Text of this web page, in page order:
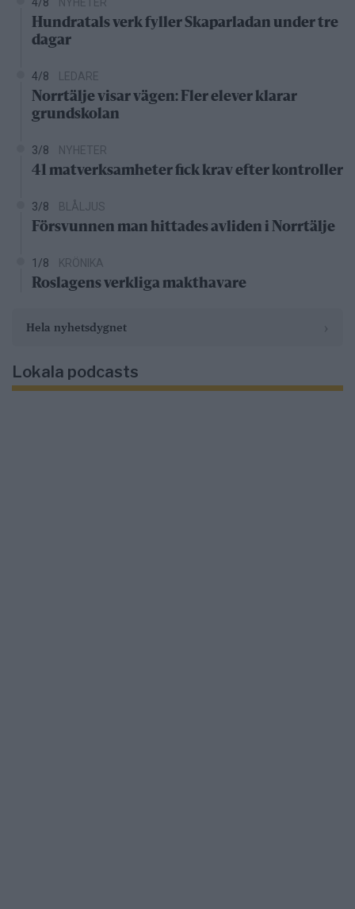
4/8 NYHETER
Hundratals verk fyller Skaparladan under tre
dagar
4/8 LEDARE
Norrtälje visar vägen: Fler elever klarar
grundskolan
3/8 NYHETER
41 matverksamheter fick krav efter kontroller
3/8 BLÅLJUS
Försvunnen man hittades avliden i Norrtälje
1/8 KRÖNIKA
Roslagens verkliga makthavare
Hela nyhetsdygnet
Lokala podcasts